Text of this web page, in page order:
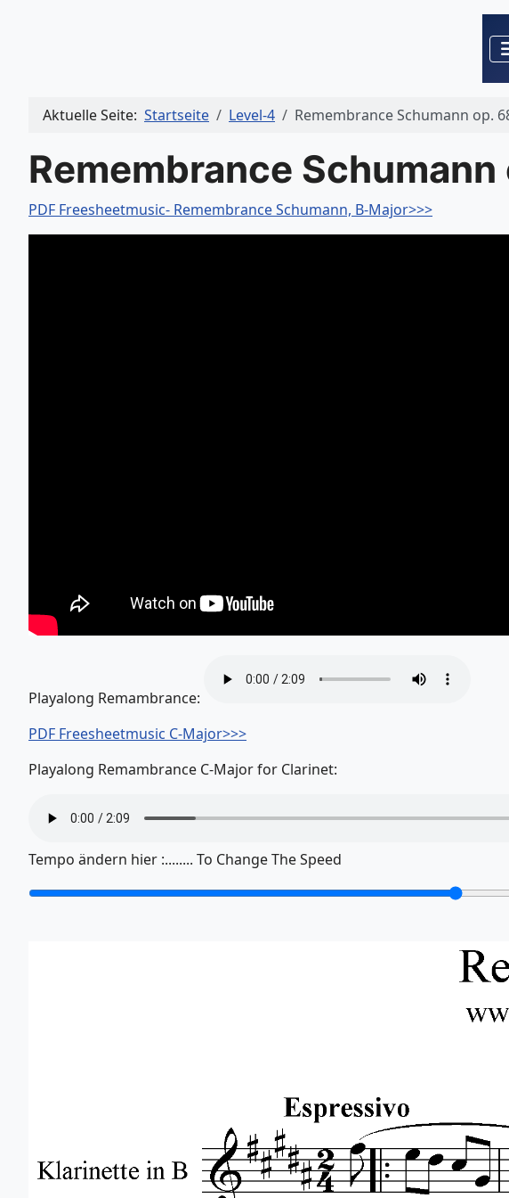
Aktuelle Seite: Startseite Level-4 Remembrance Schumann op.
Remembrance
PDF Freesheetmusic- Remembrance Schumann, B-Major>>>
Playalong Remambrance:
PDF Freesheetmusic C-Major>>>
Playalong Remambrance C-Major for Clarinet:
Tempo ändern hier :........ To Change The Speed